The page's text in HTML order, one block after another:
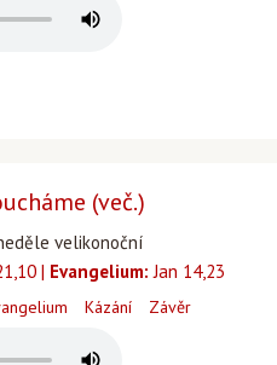
(več.)
velikonoční
| Evangelium: Jan 14,23
Kázání Závěr